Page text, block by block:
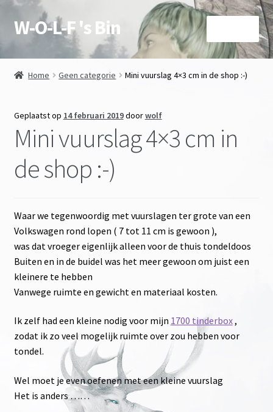
Ga
door
navigatie
Ga
naar
inhoud
W-O-L-F 's Bin
Over deze site en Shop
Mijn account
Agenda
Wetenswaardigheden
Home Geen categorie Mini vuurslag 4×3 cm in de shop :-)
Geplaatst op 14 februari 2019doorwolf
Mini vuurslag 4×3 cm in
de shop :-)
Waar we tegenwoordig met vuurslagen ter grote van een
Volkswagen rond lopen ( 7 tot 11 cm is gewoon ),
was dat vroeger eigenlijk alleen voor de thuis tondeldoos
Buiten en in de buidel was het meer gewoon om juist een
kleinere te hebben
Vanwege ruimte en gewicht en materiaal kosten.
Ik zelf had een kleine nodig voor mijn 1700 tinderbox,
zodat ik zo veel mogelijk ruimte over zou hebben voor
tondel.
Wel moet je even oefenen met een kleine vuurslag
Het is anders ……